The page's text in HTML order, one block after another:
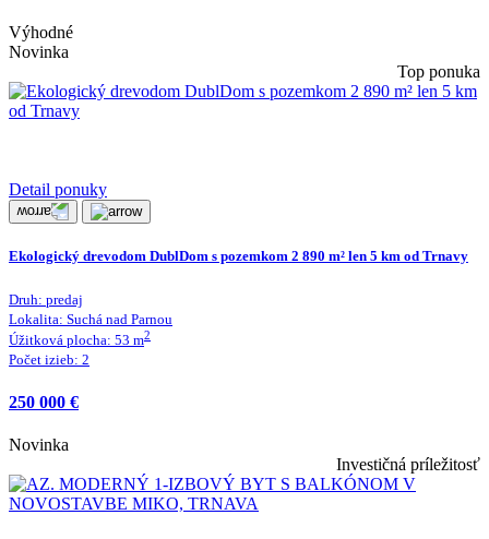
Výhodné
Novinka
Top ponuka
Detail ponuky
Ekologický drevodom DublDom s pozemkom 2 890 m² len 5 km od Trnavy
Druh: predaj
Lokalita: Suchá nad Parnou
Úžitková plocha: 53 m2
Počet izieb: 2
250 000 €
Novinka
Investičná príležitosť